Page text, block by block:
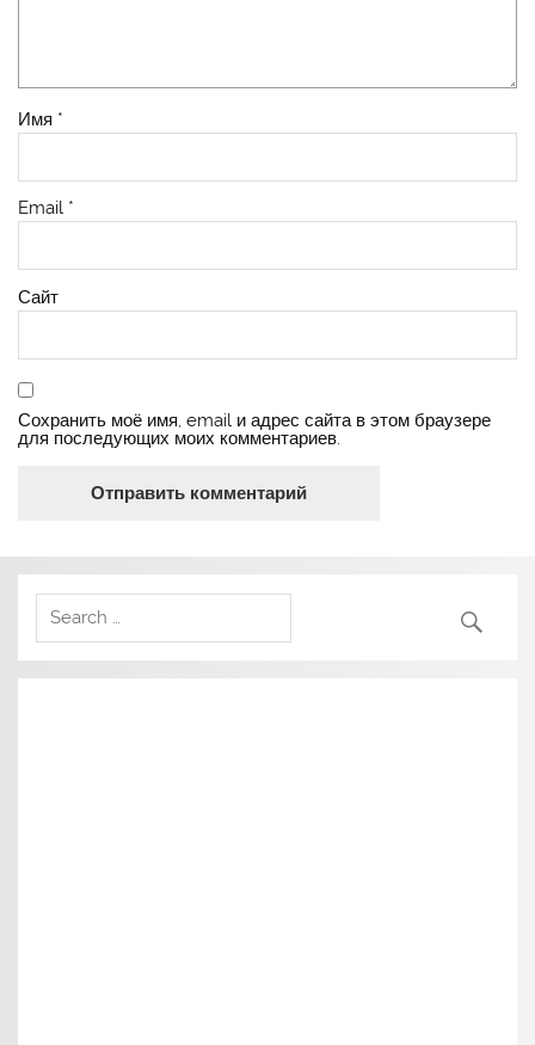
Имя *
Email *
Сайт
Сохранить моё имя, email и адрес сайта в этом браузере
для последующих моих комментариев.